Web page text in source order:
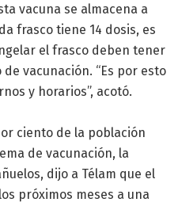
vacuna se almacena a
frasco tiene 14 dosis, es
el frasco deben tener
vacunación. “Es por esto
y horarios”, acotó.
ciento de la población
de vacunación, la
dijo a Télam que el
próximos meses a una